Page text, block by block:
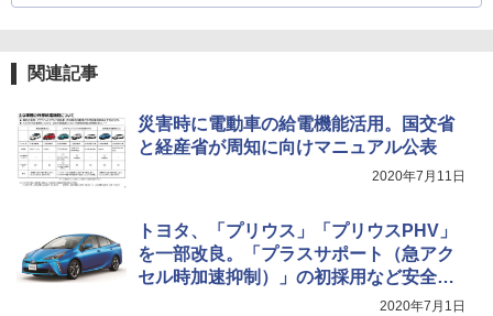
関連記事
災害時に電動車の給電機能活用。国交省
と経産省が周知に向けマニュアル公表
2020年7月11日
トヨタ、「プリウス」「プリウスPHV」
を一部改良。「プラスサポート（急アク
セル時加速抑制）」の初採用など安全装
2020年7月1日